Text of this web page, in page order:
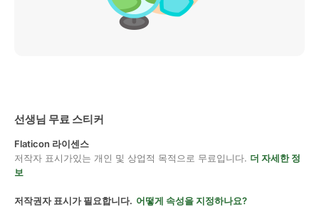
선생님 무료 스티커
Flaticon 라이센스
저작자 표시가있는 개인 및 상업적 목적으로 무료입니다. 더 자세한 정
보
저작권자 표시가 필요합니다. 어떻게 속성을 지정하나요?